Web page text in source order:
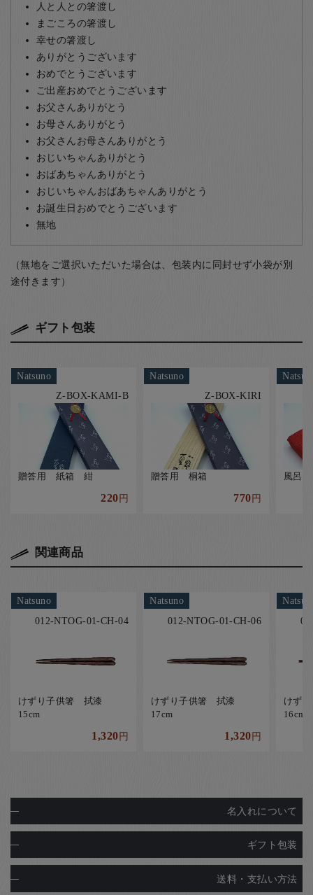
人と人との箸渡し
まごころの箸渡し
幸せの箸渡し
ありがとうございます
おめでとうございます
ご出産おめでとうございます
お父さんありがとう
お母さんありがとう
お父さんお母さんありがとう
おじいちゃんありがとう
おばあちゃんありがとう
おじいちゃんおばあちゃんありがとう
お誕生日おめでとうございます
無地
（無地をご選択いただいた場合は、包装内に同封せず小袋が別
途付きます）
ギフト包装
Natsuno
Z-BOX-KAMI-B
贈答用 紙箱 紺
220円
Natsuno
Z-BOX-KIRI
贈答用 桐箱
770円
風呂
関連商品
Natsuno
012-NTOG-01-CH-04
けずり子供箸 拭漆
15cm
1,320円
Natsuno
012-NTOG-01-CH-06
けずり子供箸 拭漆
17cm
1,320円
けず
16cm
名入れについて
ギフト包装
送料・支払い方法